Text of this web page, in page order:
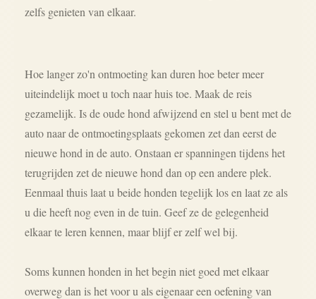
zelfs genieten van elkaar.
Hoe langer zo'n ontmoeting kan duren hoe beter meer
uiteindelijk moet u toch naar huis toe. Maak de reis
gezamelijk. Is de oude hond afwijzend en stel u bent met de
auto naar de ontmoetingsplaats gekomen zet dan eerst de
nieuwe hond in de auto. Onstaan er spanningen tijdens het
terugrijden zet de nieuwe hond dan op een andere plek.
Eenmaal thuis laat u beide honden tegelijk los en laat ze als
u die heeft nog even in de tuin. Geef ze de gelegenheid
elkaar te leren kennen, maar blijf er zelf wel bij.
Soms kunnen honden in het begin niet goed met elkaar
overweg dan is het voor u als eigenaar een oefening van